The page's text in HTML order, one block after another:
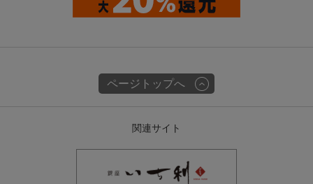
ページトップへ
関連サイト